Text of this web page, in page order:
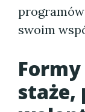
swoim